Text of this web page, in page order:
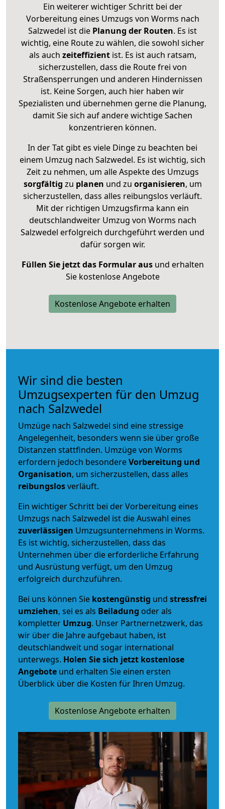
Ein weiterer wichtiger Schritt bei der
Vorbereitung eines Umzugs von Worms nach
Salzwedel ist die Planung der Routen. Es ist
wichtig, eine Route zu wählen, die sowohl sicher
als auch zeiteffizientist. Es ist auch ratsam,
sicherzustellen, dass die Route frei von
Straßensperrungen und anderen Hindernissen
ist. Keine Sorgen, auch hier haben wir
Spezialisten und übernehmen gerne die Planung,
damit Sie sich auf andere wichtige Sachen
konzentrieren können.
In der Tat gibt es viele Dinge zu beachten bei
einem Umzug nach Salzwedel. Es ist wichtig, sich
Zeit zu nehmen, um alle Aspekte des Umzugs
sorgfältig zu planen und zu organisieren, um
sicherzustellen, dass alles reibungslos verläuft.
Mit der richtigen Umzugsfirma kann ein
deutschlandweiter Umzug von Worms nach
Salzwedel erfolgreich durchgeführt werden und
dafür sorgen wir.
Füllen Sie jetzt das Formular ausund erhalten
Sie kostenlose Angebote
Kostenlose Angebote erhalten
Wir sind die besten
Umzugsexperten für den Umzug
nach Salzwedel
Umzüge nach Salzwedel sind eine stressige
Angelegenheit, besonders wenn sie über große
Distanzen stattfinden. Umzüge von Worms
erfordern jedoch besondereVorbereitung und
Organisation, um sicherzustellen, dass alles
reibungslosverläuft.
Ein wichtiger Schritt bei der Vorbereitung eines
Umzugs nach Salzwedel ist die Auswahl eines
zuverlässigen Umzugsunternehmens in Worms.
Es ist wichtig, sicherzustellen, dass das
Unternehmen über die erforderliche Erfahrung
und Ausrüstung verfügt, um den Umzug
erfolgreich durchzuführen.
Bei uns können Sie kostengünstig und stressfrei
umziehen, sei es als Beiladung oder als
kompletter Umzug. Unser Partnernetzwerk, das
wir über die Jahre aufgebaut haben, ist
deutschlandweit und sogar international
unterwegs. Holen Sie sich jetzt kostenlose
Angebote und erhalten Sie einen ersten
Überblick über die Kosten für Ihren Umzug.
Kostenlose Angebote erhalten